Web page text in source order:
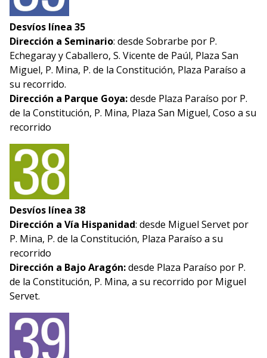
Desvíos línea 35
Dirección a Seminario: desde Sobrarbe por P.
Echegaray y Caballero, S. Vicente de Paúl, Plaza San
Miguel, P. Mina, P. de la Constitución, Plaza Paraíso a
su recorrido.
Dirección a Parque Goya:desde Plaza Paraíso por P.
de la Constitución, P. Mina, Plaza San Miguel, Coso a su
recorrido
Desvíos línea 38
Dirección a Vía Hispanidad: desde Miguel Servet por
P. Mina, P. de la Constitución, Plaza Paraíso a su
recorrido
Dirección a Bajo Aragón:desde Plaza Paraíso por P.
de la Constitución, P. Mina, a su recorrido por Miguel
Servet.